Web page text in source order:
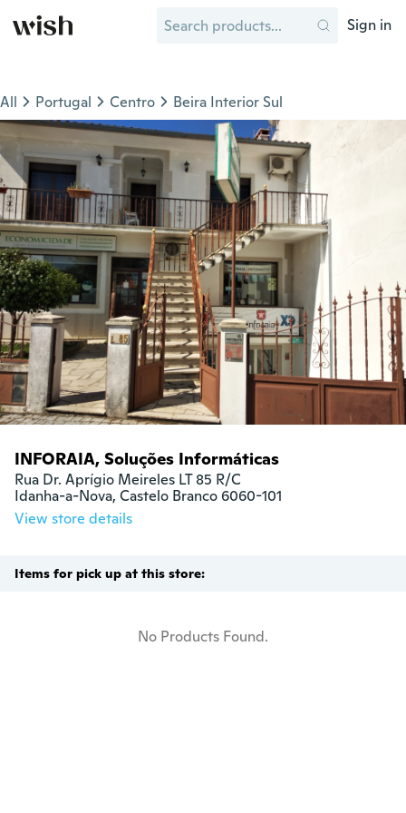
Sign in
All Portugal Centro Beira Interior Sul
INFORAIA, Soluções Informáticas
Rua Dr. Aprígio Meireles LT 85 R/C
Idanha-a-Nova, Castelo Branco 6060-101
View store details
Items for pick up at this store:
No Products Found.